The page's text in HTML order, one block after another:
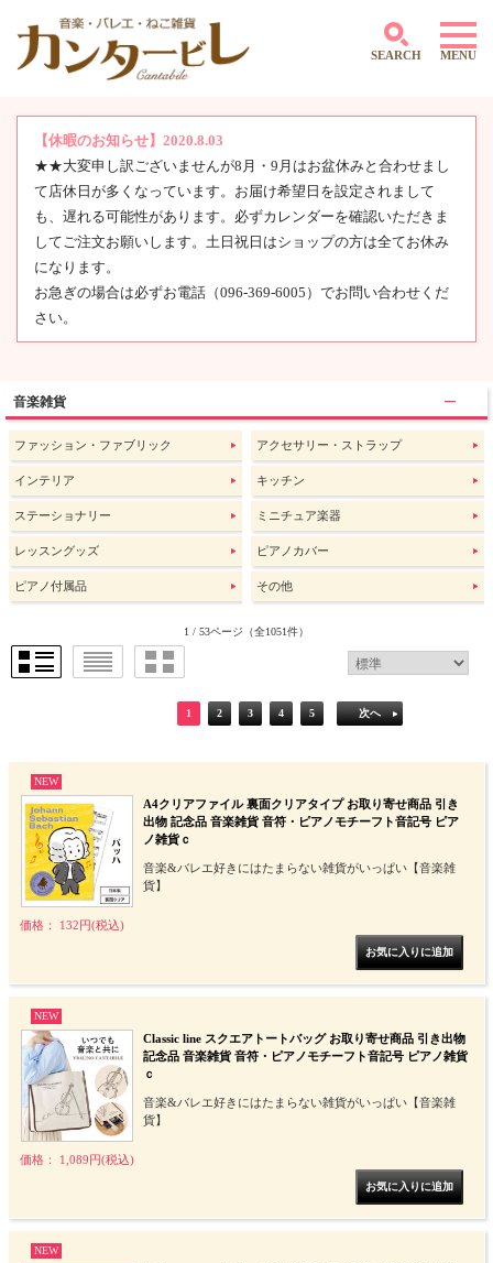
SEARCH MENU
～500円
501円～1,000円
1,001円～2,000円
2,001円～3,000円
4,000円～5,000円
【休暇のお知らせ】2020.8.03
★★大変申し訳ございませんが8月・9月はお盆休みと合わせまし
て店休日が多くなっています。お届け希望日を設定されまして
も、遅れる可能性があります。必ずカレンダーを確認いただきま
してご注文お願いします。土日祝日はショップの方は全てお休み
になります。
お急ぎの場合は必ずお電話（096-369-6005）でお問い合わせくだ
さい。
音楽雑貨
ファッション・ファブリック
インテリア
ステーショナリー
レッスングッズ
ピアノ付属品
アクセサリー・ストラップ
キッチン
ミニチュア楽器
ピアノカバー
その他
1 / 53ページ （全1051件）
1 2 3 4 5 次へ
NEW
A4クリアファイル 裏面クリアタイプ お取り寄せ商品 引き
出物 記念品 音楽雑貨 音符・ピアノモチーフト音記号 ピア
ノ雑貨ｃ
音楽&バレエ好きにはたまらない雑貨がいっぱい【音楽雑
貨】
価格： 132円(税込)
NEW
Classic line スクエアトートバッグ お取り寄せ商品 引き出物
記念品 音楽雑貨 音符・ピアノモチーフト音記号 ピアノ雑貨
ｃ
音楽&バレエ好きにはたまらない雑貨がいっぱい【音楽雑
貨】
価格： 1,089円(税込)
NEW